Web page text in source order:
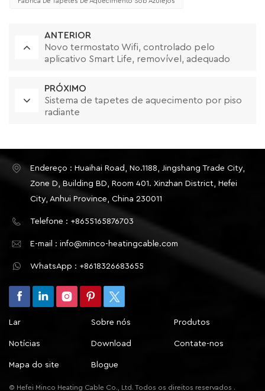
ANTERIOR
Novo termostato Wifi, controlado pelo
aplicativo Smart Life, removível, adequado
PRÓXIMO
Sistema de tapetes de aquecimento por piso
radiante
Endereço : Huaihai Road, No.1188, Jingshang Trade City,
Zone D, Building BD, Room 401. Xinzhan District, Hefei
City, Anhui Province, China 230011
Telefone : +8655165876703
E-mail : info@minco-heatingcable.com
WhatsApp : +8618326683655
Lar Sobre nós Produtos
Notícias Download Contate-nos
Mapa do site Blogue
© Hefei Minco Heating Cable Co., Ltd. Todos os direitos reservados .